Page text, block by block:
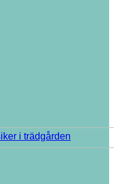
i trädgården